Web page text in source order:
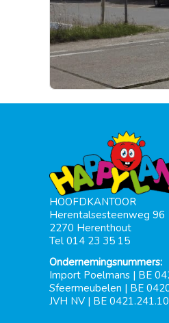
HOOFDKANTOOR
Herentalsesteenweg 96
2270 Herenthout
Tel 014 23 35 15
Ondernemingsnummers:
Import Poelmans | BE
Sfeermeubelen | BE
JVH NV | BE